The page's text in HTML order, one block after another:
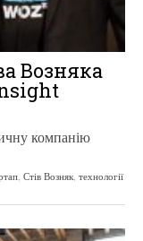
Возняка
компанію
Стів Возняк технології